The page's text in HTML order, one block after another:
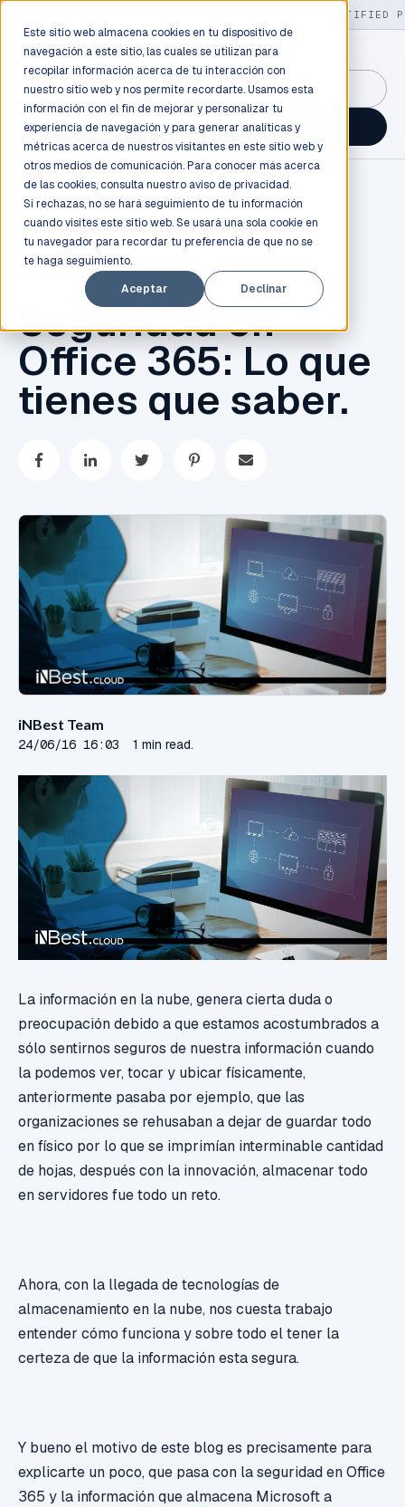
Este sitio web almacena cookies en tu dispositivo de
navegación a este sitio, las cuales se utilizan para
recopilar información acerca de tu interacción con
nuestro sitio web y nos permite recordarte. Usamos esta
información con el fin de mejorar y personalizar tu
experiencia de navegación y para generar analíticas y
métricas acerca de nuestros visitantes en este sitio web y
otros medios de comunicación. Para conocer más acerca
de las cookies, consulta nuestro aviso de privacidad.
Si rechazas, no se hará seguimiento de tu información
cuando visites este sitio web. Se usará una sola cookie en
tu navegador para recordar tu preferencia de que no se
te haga seguimiento.
Aceptar
Declinar
130+ CERTIFIED
GuidancePlex →
Talk to an engineer →
OFFICE 365
Seguridad en
Office 365: Lo que
tienes que saber.
iNBest Team
24/06/16 16:03 1 min read.
La información en la nube, genera cierta duda o
preocupación debido a que estamos acostumbrados a
sólo sentirnos seguros de nuestra información cuando
la podemos ver, tocar y ubicar físicamente,
anteriormente pasaba por ejemplo, que las
organizaciones se rehusaban a dejar de guardar todo
en físico por lo que se imprimían interminable cantidad
de hojas, después con la innovación, almacenar todo
en servidores fue todo un reto.
Ahora, con la llegada de tecnologías de
almacenamiento en la nube, nos cuesta trabajo
entender cómo funciona y sobre todo el tener la
certeza de que la información esta segura.
Y bueno el motivo de este blog es precisamente para
explicarte un poco, que pasa con la seguridad en Office
365 y la información que almacena Microsoft a